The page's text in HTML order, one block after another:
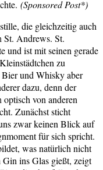
(Sponsored Post*)
die gleichzeitig auch
St. Andrews. St.
und ist mit seinen gerade
zu
und Whisky aber
dazu, denn der
von anderen
Zunächst sticht
zwar keinen Blick auf
für sich spricht.
was natürlich nicht
ins Glas gießt, zeigt